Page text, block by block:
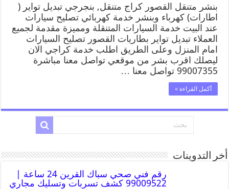
بنشر متنقل القصور كراج متنقل, بنجرجي تبديل تواير (
اطارات) كهرباء وبنشر خدمة كهربائي تصليح سيارات
عند البيت خدمة السيارات المتنقلة ومميزة مقدمة لجميع
العملاء تبديل تواير بطاريات القصور تصليح السيارات
امام المنزل وعلى الطريق اطلب خدمة كراجي الان
ليصلك اقرب بشر من موقعي تواصل معنا مباشرة
99007355 تواصل معنا …
أكمل القراءة »
أخر التدوينات
رقم فني صحي سباك القرين 24 ساعة |
99009522 كشف تسربات وتسليك مجاري